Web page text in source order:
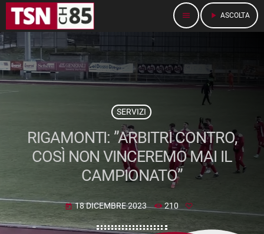
menu play_arrow ASCOLTA
SERVIZI
RIGAMONTI: ”ARBITRI CONTRO,
COSÌ NON VINCEREMO MAI IL
CAMPIONATO”
today 18 DICEMBRE 2023 210